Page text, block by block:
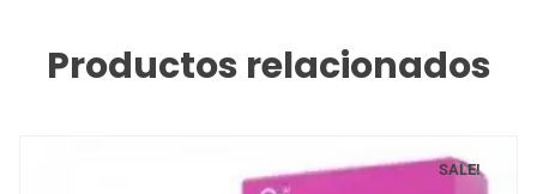
Productos relacionados
SALE!